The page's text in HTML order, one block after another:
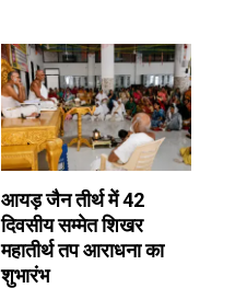
आयड़ जैन तीर्थ में 42
दिवसीय सम्मेत शिखर
महातीर्थ तप आराधना का
शुभारंभ